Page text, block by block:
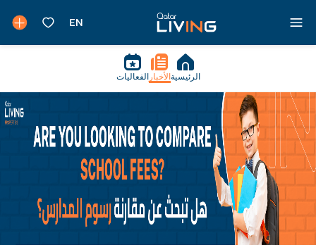
الرئيسية الأخبار الفعاليات